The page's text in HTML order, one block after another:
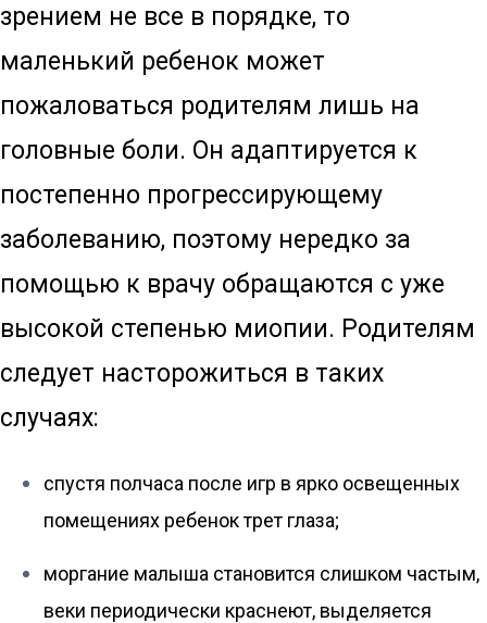
зрением не все в порядке, то
маленький ребенок может
пожаловаться родителям лишь на
головные боли. Он адаптируется к
постепенно прогрессирующему
заболеванию, поэтому нередко за
помощью к врачу обращаются с уже
высокой степенью миопии. Родителям
следует насторожиться в таких
случаях:
спустя полчаса после игр в ярко освещенных
помещениях ребенок трет глаза;
моргание малыша становится слишком частым,
веки периодически краснеют, выделяется